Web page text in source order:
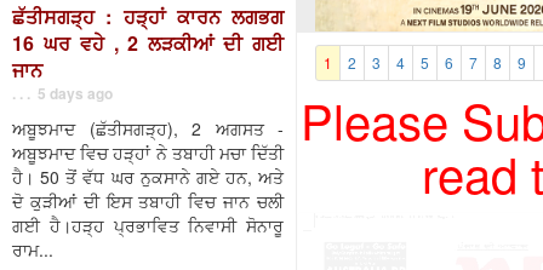
ਛੱਤੀਸਗੜ੍ਹ : ਹੜ੍ਹਾਂ ਕਾਰਨ ਲਗਭਗ
16 ਘਰ ਵਹੇ , 2 ਲੜਕੀਆਂ ਦੀ ਗਈ
ਜਾਨ
. . . 5 days ago
ਅਬੂਝਮਾਦ (ਛੱਤੀਸਗੜ੍ਹ), 2 ਅਗਸਤ -
ਅਬੂਝਮਾਦ ਵਿਚ ਹੜ੍ਹਾਂ ਨੇ ਤਬਾਹੀ ਮਚਾ ਦਿੱਤੀ
ਹੈ। 50 ਤੋਂ ਵੱਧ ਘਰ ਨੁਕਸਾਨੇ ਗਏ ਹਨ, ਅਤੇ
ਦੋ ਕੁੜੀਆਂ ਦੀ ਇਸ ਤਬਾਹੀ ਵਿਚ ਜਾਨ ਚਲੀ
ਗਈ ਹੈ।ਹੜ੍ਹ ਪ੍ਰਭਾਵਿਤ ਨਿਵਾਸੀ ਸੋਨਾਰੂ
ਰਾਮ...
1 2 3 4 5 6 7 8 9
Please
read